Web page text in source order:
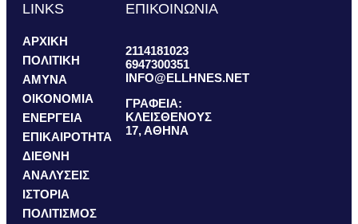
LINKS
ΑΡΧΙΚΗ
ΠΟΛΙΤΙΚΗ
ΑΜΥΝΑ
ΟΙΚΟΝΟΜΙΑ
ΕΝΕΡΓΕΙΑ
ΕΠΙΚΑΙΡΟΤΗΤΑ
ΔΙΕΘΝΗ
ΑΝΑΛΥΣΕΙΣ
ΙΣΤΟΡΙΑ
ΠΟΛΙΤΙΣΜΟΣ
ΕΠΙΚΟΙΝΩΝΙΑ
2114181023
6947300351
INFO@ELLHNES.NET
ΓΡΑΦΕΙΑ:
ΚΛΕΙΣΘΕΝΟΥΣ
17, ΑΘΗΝΑ